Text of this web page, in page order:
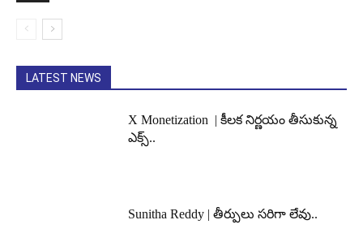
LATEST NEWS
X Monetization | కీలక నిర్ణయం తీసుకున్న
ఎక్స్..
Sunitha Reddy | తీర్పులు సరిగా లేవు..